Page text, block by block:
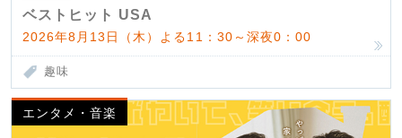
ベストヒット USA
2026年8月13日（木）よる11：30～深夜0：00
趣味
エンタメ・音楽